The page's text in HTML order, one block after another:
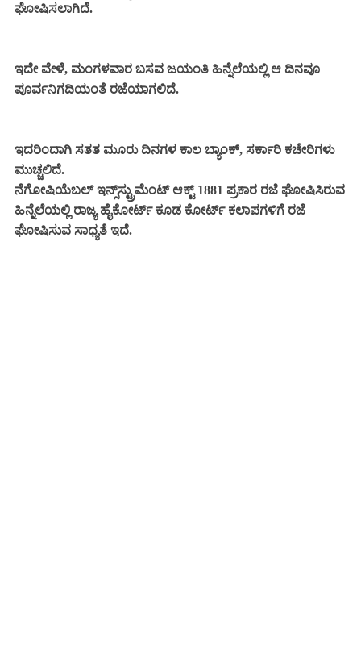
ಘೋಷಿಸಲಾಗಿದೆ.
ಇದೇ ವೇಳೆ, ಮಂಗಳವಾರ ಬಸವ ಜಯಂತಿ ಹಿನ್ನೆಲೆಯಲ್ಲಿ ಆ ದಿನವೂ
ಪೂರ್ವನಿಗದಿಯಂತೆ ರಜೆಯಾಗಲಿದೆ.
ಇದರಿಂದಾಗಿ ಸತತ ಮೂರು ದಿನಗಳ ಕಾಲ ಬ್ಯಾಂಕ್, ಸರ್ಕಾರಿ ಕಚೇರಿಗಳು
ಮುಚ್ಚಲಿದೆ.
ನೆಗೋಷಿಯೆಬಲ್ ಇನ್ಸ್‌ಸ್ಟ್ರುಮೆಂಟ್ ಆಕ್ಟ್ 1881 ಪ್ರಕಾರ ರಜೆ ಘೋಷಿಸಿರುವ
ಹಿನ್ನೆಲೆಯಲ್ಲಿ ರಾಜ್ಯ ಹೈಕೋರ್ಟ್ ಕೂಡ ಕೋರ್ಟ್ ಕಲಾಪಗಳಿಗೆ ರಜೆ
ಘೋಷಿಸುವ ಸಾಧ್ಯತೆ ಇದೆ.